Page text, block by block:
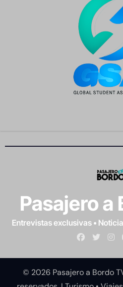
Pasajero a
Entrevistas exclusivas •
© 2026 Pasajero a Bordo